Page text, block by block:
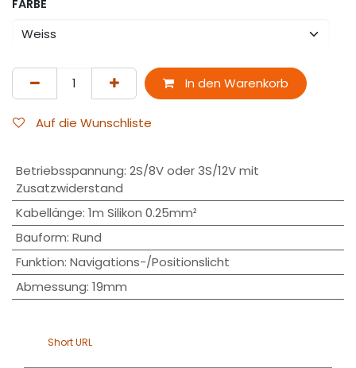
FARBE
In den Warenkorb
Auf die Wunschliste
Betriebsspannung: 2S/8V oder 3S/12V mit
Zusatzwiderstand
Kabellänge: 1m Silikon 0.25mm²
Bauform: Rund
Funktion: Navigations-/Positionslicht
Abmessung: 19mm
Short URL